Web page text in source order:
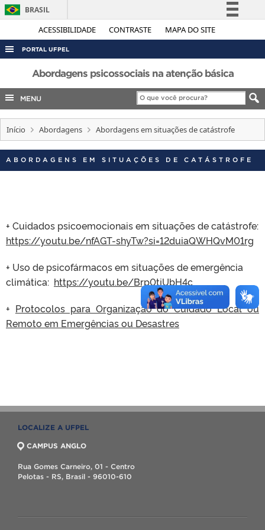
ACESSIBILIDADE CONTRASTE MAPA DO SITE
BRASIL
Simplifique!
Acesso à informação
Legislação
Canais
PORTAL UFPEL
ACESSO À INFORMAÇÃO
AUDITORIA
COBALTO
CONCURSOS
EDITAIS
INTERNACIONAL
TELEFONES
Abordagens psicossociais na atenção básica
MENU
Início Abordagens Abordagens em situações de catástrofe
ABORDAGENS EM SITUAÇÕES DE CATÁSTROFE
+ Cuidados psicoemocionais em situações de catástrofe:
https://youtu.be/nfAGT-shyTw?si=12duiaQWHQvM01rg
+ Uso de psicofármacos em situações de emergência
climática: https://youtu.be/Brp0tjUbH4c
+ Protocolos para Organização do Cuidado Local ou
Remoto em Emergências ou Desastres
LOCALIZE A UFPEL
CAMPUS ANGLO
Rua Gomes Carneiro, 01 - Centro
Pelotas - RS, Brasil - 96010-610